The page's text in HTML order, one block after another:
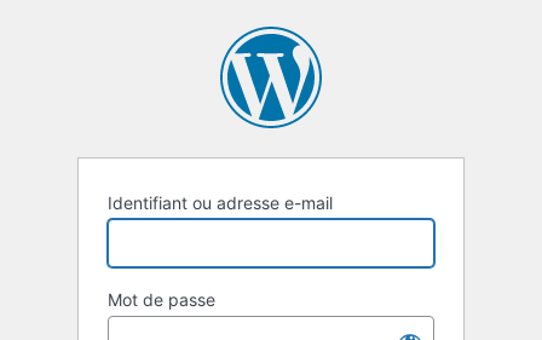
Identifiant ou adresse e-mail
Mot de passe